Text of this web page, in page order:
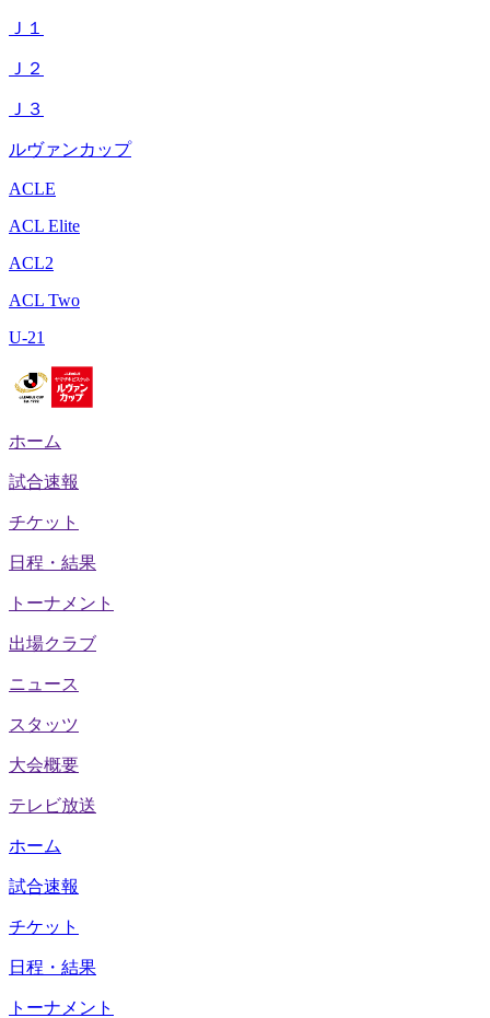
Ｊ１
Ｊ２
Ｊ３
ルヴァンカップ
ACLE
ACL Elite
ACL2
ACL Two
U-21
ホーム
試合速報
チケット
日程・結果
トーナメント
出場クラブ
ニュース
スタッツ
大会概要
テレビ放送
ホーム
試合速報
チケット
日程・結果
トーナメント